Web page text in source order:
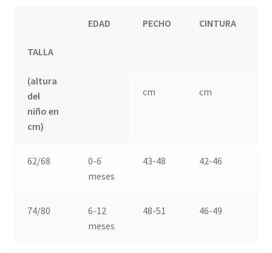
TALLA
(altura
del
niño en
cm)
EDAD PECHO CINTURA
cm cm
62/68
0-6
meses
43-48 42-46
74/80
6-12
meses
48-51 46-49